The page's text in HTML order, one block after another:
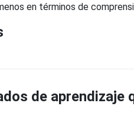
en términos de
de aprendizaje